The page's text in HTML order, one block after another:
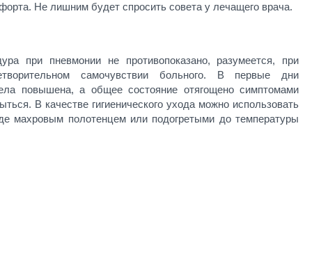
Не лишним будет спросить совета у лечащего врача.
при пневмонии не противопоказано, разумеется, при
самочувствии больного. В первые дни
повышена, а общее состояние отягощено симптомами
В качестве гигиенического ухода можно использовать
махровым полотенцем или подогретыми до температуры